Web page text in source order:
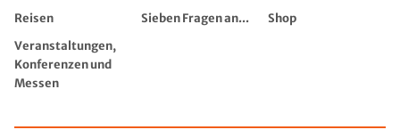
Reisen
Sieben Fragen an...
Shop
Veranstaltungen,
Konferenzen und
Messen